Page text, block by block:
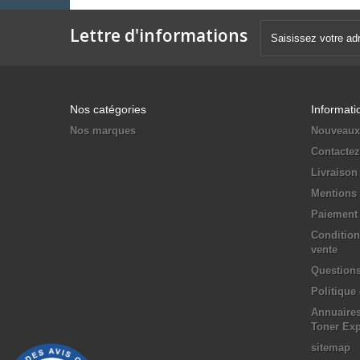
Lettre d'informations
Nos catégories
Nos marques
Livraison
Mentions
vente
Politique
Toner
sitemap